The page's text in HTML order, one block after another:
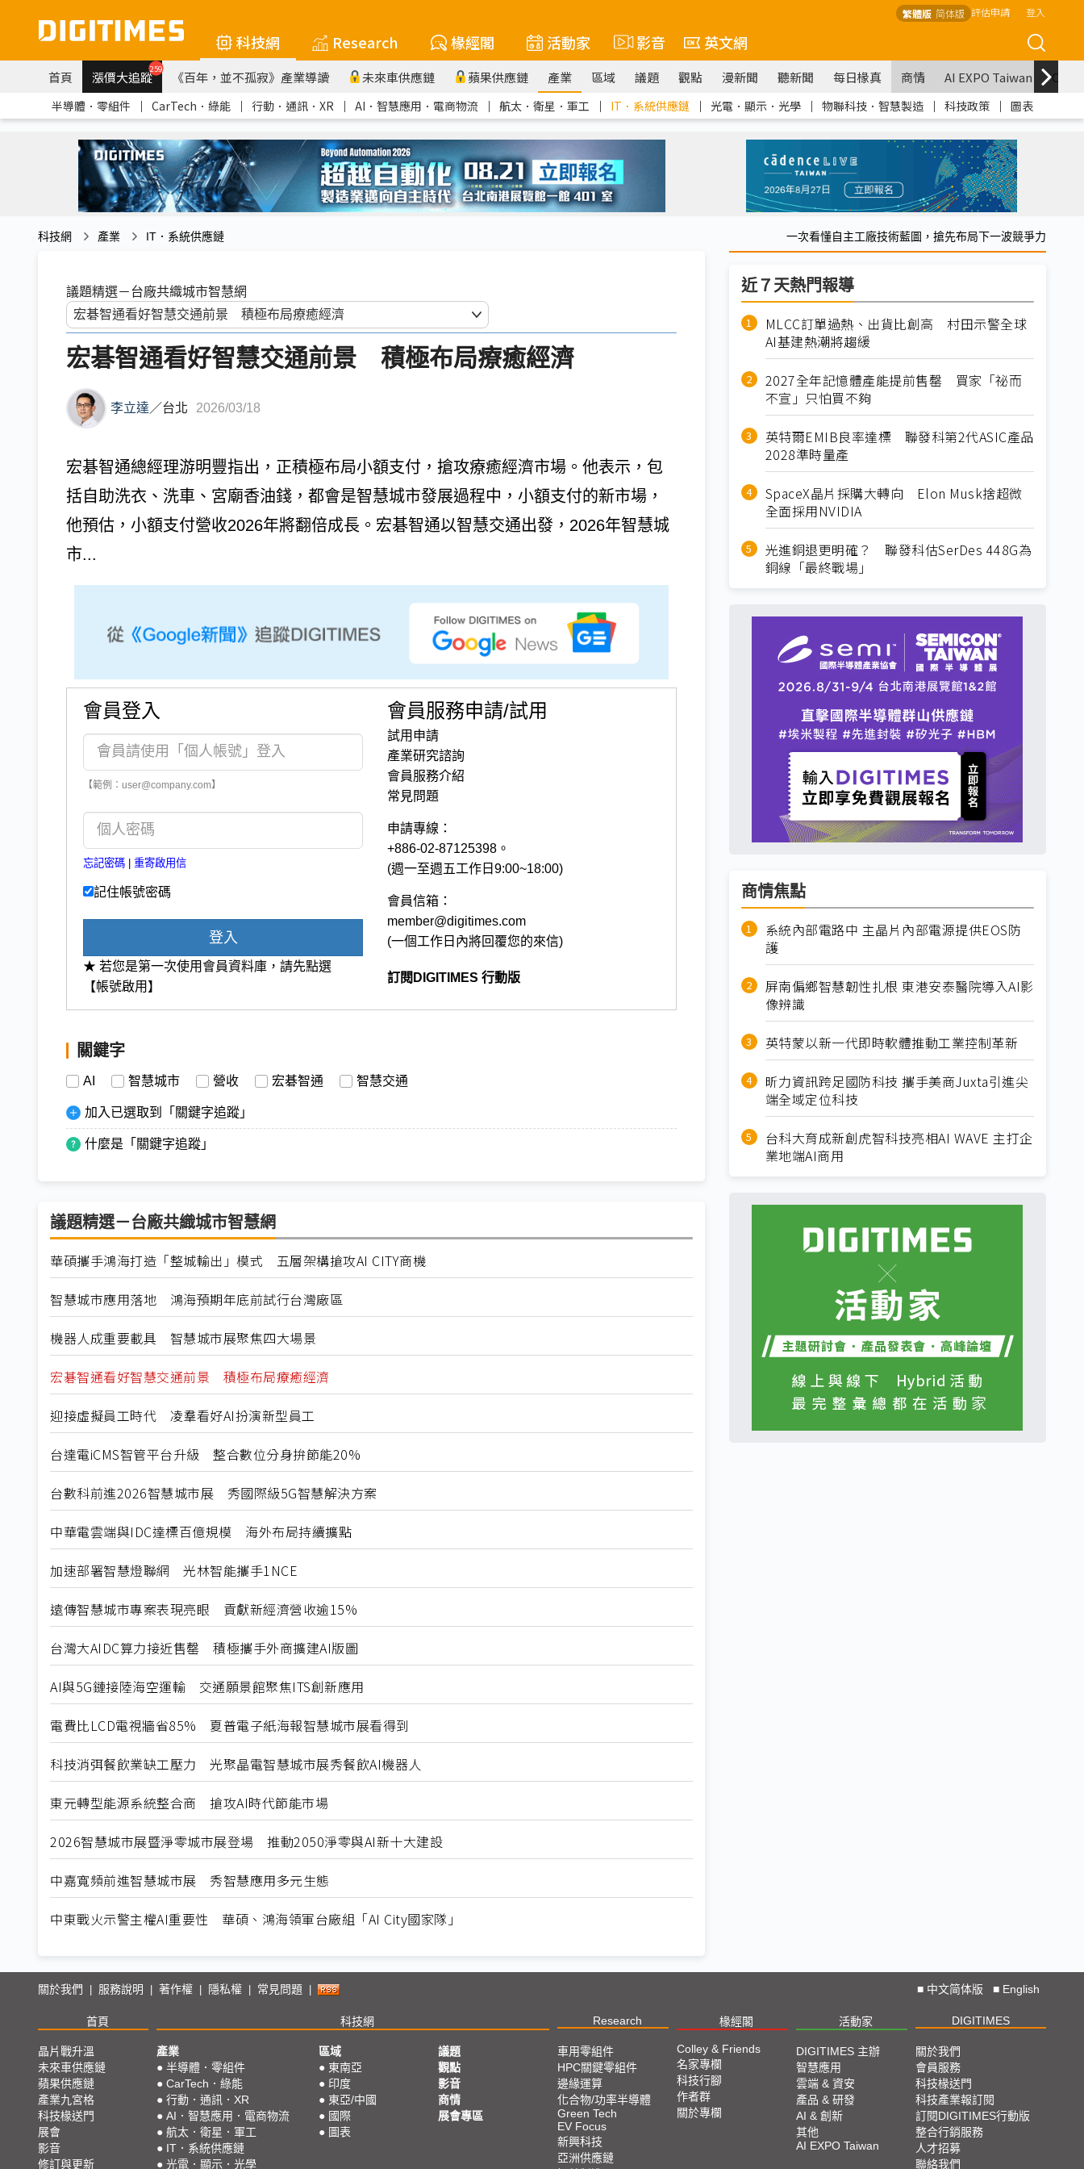
繁體版 简体版 評估申請 登入
科技網 Research 椽經閣 活動家 影音 英文網
首頁 漲價大追蹤259 《百年，並不孤寂》產業導讀 未來車供應鏈 蘋果供應鏈 產業 區域 議題 觀點 漫新聞 聽新聞 每日椽真 商情 AI EXPO Taiwan
半導體．零組件 ｜ CarTech．綠能 ｜ 行動．通訊．XR ｜ AI．智慧應用．電商物流 ｜ 航太．衛星．軍工 ｜ IT．系統供應鏈 ｜ 光電．顯示．光學 ｜ 物聯科技．智慧製造 ｜ 科技政策 ｜ 圖表
科技網 產業 IT．系統供應鏈 一次看懂自主工廠技術藍圖，搶先布局下一波競爭力
議題精選－台廠共織城市智慧網
宏碁智通看好智慧交通前景 積極布局療癒經濟
李立達 ／台北 2026/03/18
宏碁智通總經理游明豐指出，正積極布局小額支付，搶攻療癒經濟市場。他表示，包
括自助洗衣、洗車、宮廟香油錢，都會是智慧城市發展過程中，小額支付的新市場，
他預估，小額支付營收2026年將翻倍成長。宏碁智通以智慧交通出發，2026年智慧城
市...
會員登入
【範例：user@company.com】
忘記密碼 重寄啟用信
記住帳號密碼
登入
★ 若您是第一次使用會員資料庫，請先點選
【帳號啟用】
會員服務申請/試用
試用申請
產業研究諮詢
會員服務介紹
常見問題
申請專線：
+886-02-87125398。
(週一至週五工作日9:00~18:00)
會員信箱：
member@digitimes.com
(一個工作日內將回覆您的來信)
訂閱DIGITIMES 行動版
關鍵字
AI 智慧城市 營收 宏碁智通 智慧交通
加入已選取到「關鍵字追蹤」
什麼是「關鍵字追蹤」
議題精選－台廠共織城市智慧網
華碩攜手鴻海打造「整城輸出」模式 五層架構搶攻AI CITY商機
智慧城市應用落地 鴻海預期年底前試行台灣廠區
機器人成重要載具 智慧城市展聚焦四大場景
宏碁智通看好智慧交通前景 積極布局療癒經濟
迎接虛擬員工時代 凌羣看好AI扮演新型員工
台達電iCMS智管平台升級 整合數位分身拚節能20%
台數科前進2026智慧城市展 秀國際級5G智慧解決方案
中華電雲端與IDC達標百億規模 海外布局持續擴點
加速部署智慧燈聯網 光林智能攜手1NCE
遠傳智慧城市專案表現亮眼 貢獻新經濟營收逾15%
台灣大AIDC算力接近售罄 積極攜手外商擴建AI版圖
AI與5G鏈接陸海空運輸 交通願景館聚焦ITS創新應用
電費比LCD電視牆省85% 夏普電子紙海報智慧城市展看得到
科技消弭餐飲業缺工壓力 光聚晶電智慧城市展秀餐飲AI機器人
東元轉型能源系統整合商 搶攻AI時代節能市場
2026智慧城市展暨淨零城市展登場 推動2050淨零與AI新十大建設
中嘉寬頻前進智慧城市展 秀智慧應用多元生態
中東戰火示警主權AI重要性 華碩、鴻海領軍台廠組「AI City國家隊」
近７天熱門報導
MLCC訂單過熱、出貨比創高 村田示警全球
AI基建熱潮將趨緩
2027全年記憶體產能提前售罄 買家「祕而
不宣」只怕買不夠
英特爾EMIB良率達標 聯發科第2代ASIC產品
2028準時量產
SpaceX晶片採購大轉向 Elon Musk捨超微
全面採用NVIDIA
光進銅退更明確？ 聯發科估SerDes 448G為
銅線「最終戰場」
商情焦點
系統內部電路中 主晶片內部電源提供EOS防
護
屏南偏鄉智慧韌性扎根 東港安泰醫院導入AI影
像辨識
英特蒙以新一代即時軟體推動工業控制革新
昕力資訊跨足國防科技 攜手美商Juxta引進尖
端全域定位科技
台科大育成新創虎智科技亮相AI WAVE 主打企
業地端AI商用
關於我們 服務說明 著作權 隱私權 常見問題 ■ 中文简体版 ■ English
首頁 科技網 Research 椽經閣 活動家 DIGITIMES
晶片戰升溫
未來車供應鏈
蘋果供應鏈
產業九宮格
科技椽送門
展會
影音
修訂與更新
產業
● 半導體．零組件
● CarTech．綠能
● 行動．通訊．XR
● AI．智慧應用．電商物流
● 航太．衛星．軍工
● IT．系統供應鏈
● 光電．顯示．光學
區域
● 東南亞
● 印度
● 東亞/中國
● 國際
● 圖表
議題
觀點
影音
商情
展會專區
車用零組件
HPC關鍵零組件
邊緣運算
化合物/功率半導體
Green Tech
EV Focus
新興科技
亞洲供應鏈
Colley & Friends
名家專欄
科技行腳
作者群
關於專欄
DIGITIMES 主辦
智慧應用
雲端 & 資安
產品 & 研發
AI & 創新
其他
AI EXPO Taiwan
關於我們
會員服務
科技椽送門
科技產業報訂閱
訂閱DIGITIMES行動版
整合行銷服務
人才招募
聯絡我們